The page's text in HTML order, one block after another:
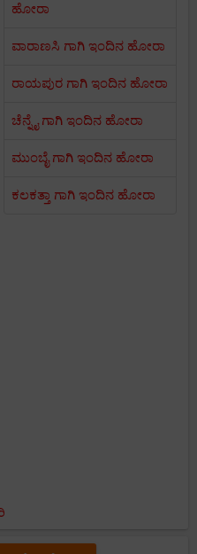
ಹೋರಾ
ವಾರಾಣಸಿ ಗಾಗಿ ಇಂದಿನ ಹೋರಾ
ರಾಯಪುರ ಗಾಗಿ ಇಂದಿನ ಹೋರಾ
ಚೆನ್ನೈ ಗಾಗಿ ಇಂದಿನ ಹೋರಾ
ಮುಂಬೈ ಗಾಗಿ ಇಂದಿನ ಹೋರಾ
ಕಲಕತ್ತಾ ಗಾಗಿ ಇಂದಿನ ಹೋರಾ